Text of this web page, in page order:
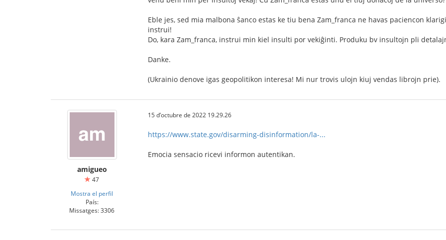
Eble jes, sed mia malbona ŝanco estas ke tiu bena Zam_franca ne havas paciencon
instrui!
Do, kara Zam_franca, instrui min kiel insulti por vekiĝinti. Produku bv insultojn pli
Danke.
(Ukrainio denove igas geopolitikon interesa! Mi nur trovis ulojn kiuj vendas librojn prie).
amigueo
47
Mostra el perfil
País:
Missatges: 3306
15 d’octubre de 2022 19.29.26
https://www.state.gov/disarming-disinformation/la-...
Emocia sensacio ricevi informon autentikan.